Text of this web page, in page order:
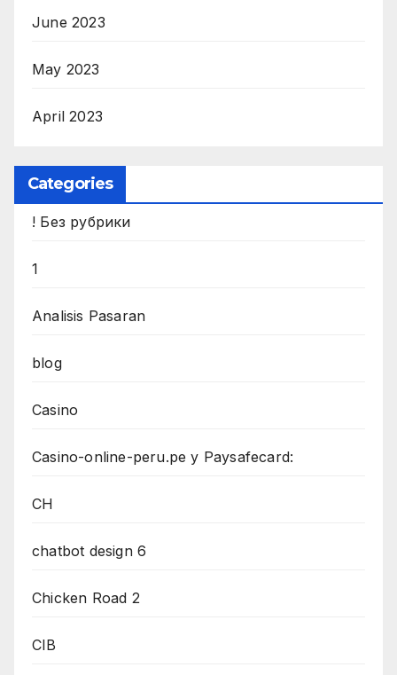
June 2023
May 2023
April 2023
Categories
! Без рубрики
1
Analisis Pasaran
blog
Casino
Casino-online-peru.pe y Paysafecard:
CH
chatbot design 6
Chicken Road 2
CIB